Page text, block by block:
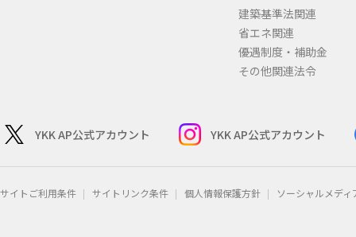
建築基準法関連
省エネ関連
優遇制度・補助金
その他関連法令
YKK AP公式アカウント YKK AP公式アカウント
サイトご利用条件 サイトリンク条件 個人情報保護方針 ソーシャルメデ